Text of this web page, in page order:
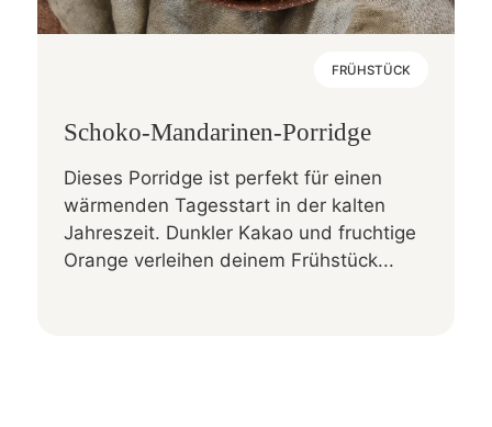
FRÜHSTÜCK
Schoko-Mandarinen-Porridge
Dieses Porridge ist perfekt für einen
wärmenden Tagesstart in der kalten
Jahreszeit. Dunkler Kakao und fruchtige
Orange verleihen deinem Frühstück...